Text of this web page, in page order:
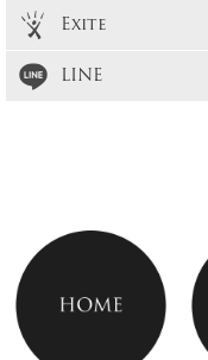
Exite
LINE